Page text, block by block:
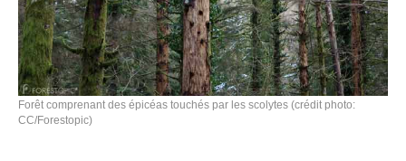
Forêt comprenant des épicéas touchés par les scolytes (crédit photo:
CC/Forestopic)